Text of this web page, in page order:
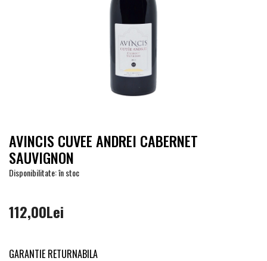
AVINCIS CUVEE ANDREI CABERNET
SAUVIGNON
Disponibilitate: în stoc
112,00Lei
GARANTIE RETURNABILA